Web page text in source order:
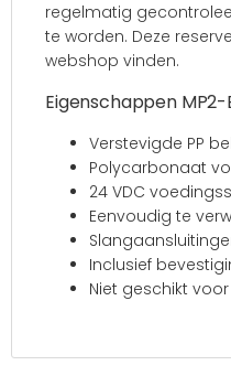
regelmatig
te worden. Deze
webshop vinden.
Eigenschappen
Verstevigde PP
Polycarbonaat
24 VDC
Eenvoudig te
Inclusief
Niet geschikt